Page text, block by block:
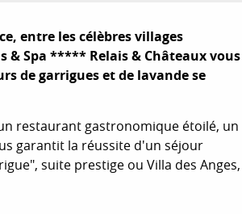
entre les célèbres villages
& Spa ***** Relais & Châteaux vous
de garrigues et de lavande se
restaurant gastronomique étoilé, un
garantit la réussite d'un séjour
suite prestige ou Villa des Anges,